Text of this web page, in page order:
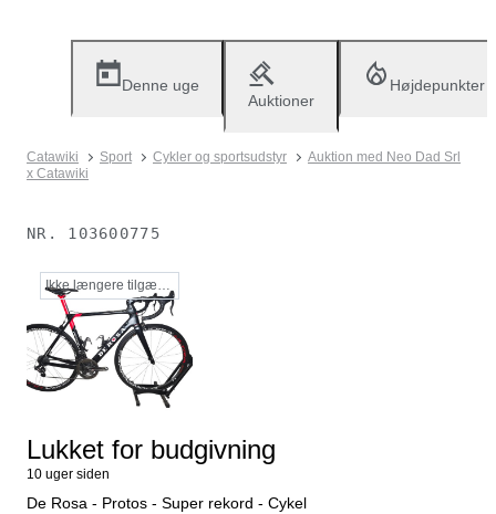
Denne uge
Auktioner
Højdepunkter
Catawiki Sport Cykler og sportsudstyr
Auktion med Neo Dad Srl
x Catawiki
NR. 103600775
Ikke længere tilgængelig
Lukket for budgivning
10 uger siden
De Rosa - Protos - Super rekord - Cykel